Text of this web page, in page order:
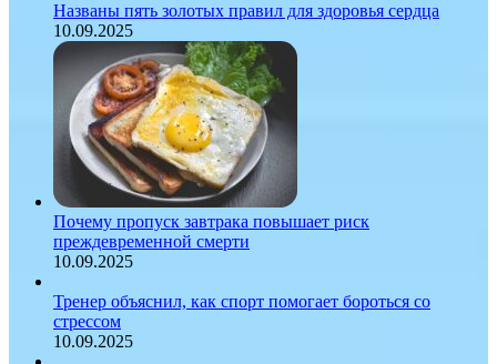
Названы пять золотых правил для здоровья сердца
10.09.2025
Почему пропуск завтрака повышает риск
преждевременной смерти
10.09.2025
Тренер объяснил, как спорт помогает бороться со
стрессом
10.09.2025